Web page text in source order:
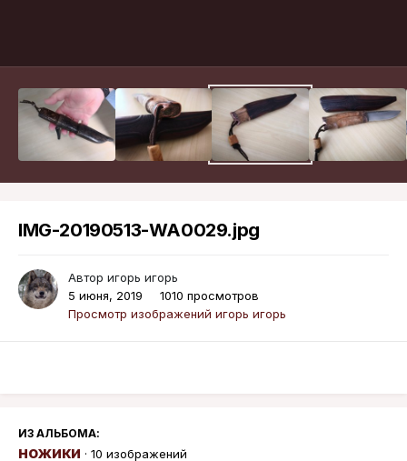
IMG-20190513-WA0029.jpg
Автор игорь игорь
5 июня, 2019
1010 просмотров
Просмотр изображений игорь игорь
ИЗ АЛЬБОМА:
ножики · 10 изображений